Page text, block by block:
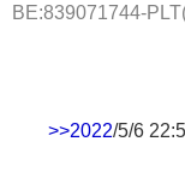
BE:839071744-
>>2022/5/6